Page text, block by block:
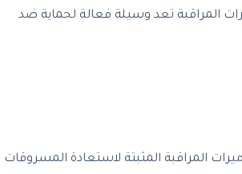
المراقبة تعد وسيلة فعالة لحماية ضد
المراقبة المثبتة لاستعادة المسروقات